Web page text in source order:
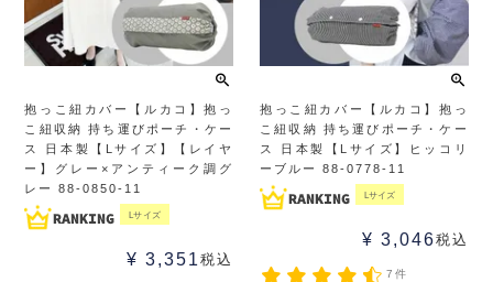
抱っこ紐カバー【ルカコ】抱っ
こ紐収納 持ち運びポーチ・ケー
ス 日本製【Lサイズ】【レイヤ
ー】グレー×アンティーク調グ
レー 88-0850-11
Lサイズ
¥ 3,351 税込
抱っこ紐カバー【ルカコ】抱っ
こ紐収納 持ち運びポーチ・ケー
ス 日本製【Lサイズ】ヒッコリ
ーブルー 88-0778-11
Lサイズ
¥ 3,046税込
7件